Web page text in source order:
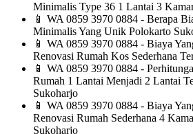
Minimalis Type 36 1 Lantai 3
📱 WA 0859 3970 0884 - Berapa
Minimalis Yang Unik Polokarto
📱 WA 0859 3970 0884 - Biaya
Renovasi Rumah Kos Sederhana
📱 WA 0859 3970 0884 -
Rumah 1 Lantai Menjadi 2 Lantai
Sukoharjo
📱 WA 0859 3970 0884 - Biaya
Renovasi Rumah Sederhana 4
Sukoharjo